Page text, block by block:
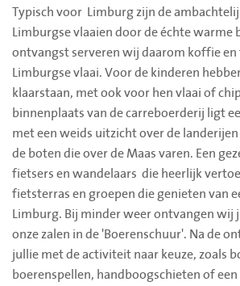
Typisch voor Limburg zijn de
Limburgse vlaaien door de échte warme
ontvangst serveren wij daarom koffie
Limburgse vlaai. Voor de kinderen
klaarstaan, met ook voor hen vlaai of
binnenplaats van de carreboerderij ligt
met een weids uitzicht over de
de boten die over de Maas varen. Een
fietsers en wandelaars die heerlijk
fietsterras en groepen die genieten van
Limburg. Bij minder weer ontvangen wij
onze zalen in de 'Boerenschuur'. Na de
jullie met de activiteit naar keuze, zoals
boerenspellen, handboogschieten of